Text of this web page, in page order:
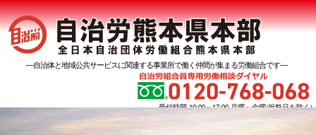
―自治体と地域公共サービスに関連する事業所で働く仲間が集まる労働組合です―
受付時間 10:00～17:00 月曜～金曜(祝祭日を除く)